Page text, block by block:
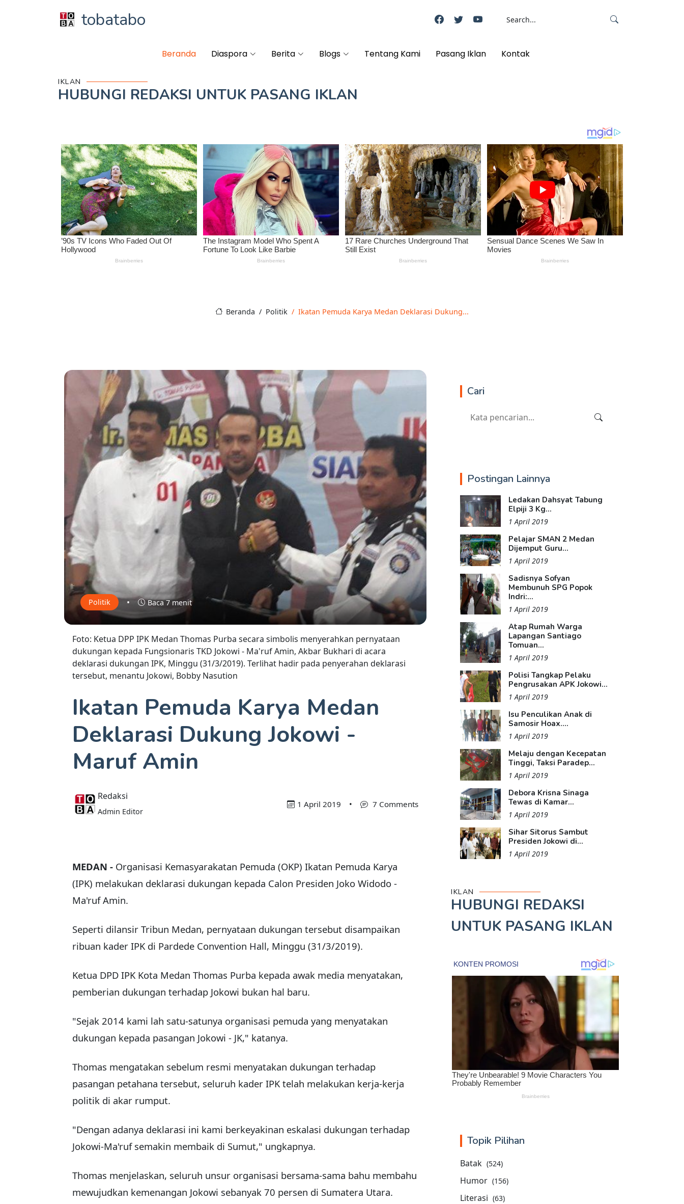
tobatabo
Beranda Diaspora Berita Blogs Tentang Kami Pasang Iklan Kontak
IKLAN
HUBUNGI REDAKSI UNTUK PASANG IKLAN
Beranda Politik Ikatan Pemuda Karya Medan Deklarasi Dukung...
Politik • Baca 7 menit
Foto: Ketua DPP IPK Medan Thomas Purba secara simbolis menyerahkan pernyataan
dukungan kepada Fungsionaris TKD Jokowi - Ma'ruf Amin, Akbar Bukhari di acara
deklarasi dukungan IPK, Minggu (31/3/2019). Terlihat hadir pada penyerahan deklarasi
tersebut, menantu Jokowi, Bobby Nasution
Ikatan Pemuda Karya Medan
Deklarasi Dukung Jokowi -
Maruf Amin
Redaksi
Admin Editor
1 April 2019 • 7 Comments
MEDAN - Organisasi Kemasyarakatan Pemuda (OKP) Ikatan Pemuda Karya
(IPK) melakukan deklarasi dukungan kepada Calon Presiden Joko Widodo -
Ma'ruf Amin.
Seperti dilansir Tribun Medan, pernyataan dukungan tersebut disampaikan
ribuan kader IPK di Pardede Convention Hall, Minggu (31/3/2019).
Ketua DPD IPK Kota Medan Thomas Purba kepada awak media menyatakan,
pemberian dukungan terhadap Jokowi bukan hal baru.
"Sejak 2014 kami lah satu-satunya organisasi pemuda yang menyatakan
dukungan kepada pasangan Jokowi - JK," katanya.
Thomas mengatakan sebelum resmi menyatakan dukungan terhadap
pasangan petahana tersebut, seluruh kader IPK telah melakukan kerja-kerja
politik di akar rumput.
"Dengan adanya deklarasi ini kami berkeyakinan eskalasi dukungan terhadap
Jokowi-Ma'ruf semakin membaik di Sumut," ungkapnya.
Thomas menjelaskan, seluruh unsur organisasi bersama-sama bahu membahu
mewujudkan kemenangan Jokowi sebanyak 70 persen di Sumatera Utara.
Cari
Postingan Lainnya
Ledakan Dahsyat Tabung
Elpiji 3 Kg...
1 April 2019
Pelajar SMAN 2 Medan
Dijemput Guru...
1 April 2019
Sadisnya Sofyan
Membunuh SPG Popok
Indri:...
1 April 2019
Atap Rumah Warga
Lapangan Santiago
Tomuan...
1 April 2019
Polisi Tangkap Pelaku
Pengrusakan APK Jokowi...
1 April 2019
Isu Penculikan Anak di
Samosir Hoax....
1 April 2019
Melaju dengan Kecepatan
Tinggi, Taksi Paradep...
1 April 2019
Debora Krisna Sinaga
Tewas di Kamar...
1 April 2019
Sihar Sitorus Sambut
Presiden Jokowi di...
1 April 2019
IKLAN
HUBUNGI REDAKSI
UNTUK PASANG IKLAN
Topik Pilihan
Batak (524)
Humor (156)
Literasi (63)